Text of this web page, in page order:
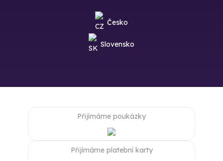
Česko
Slovensko
Přijímáme poukázky
Přijímáme platební karty